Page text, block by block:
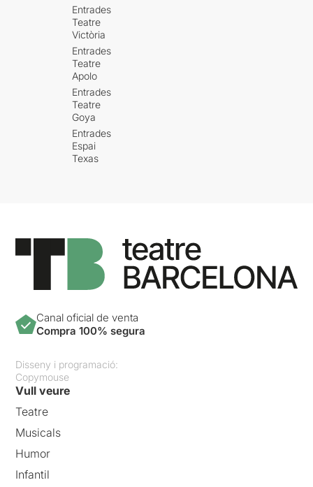
Entrades
Teatre
Victòria
Entrades
Teatre
Apolo
Entrades
Teatre
Goya
Entrades
Espai
Texas
Canal oficial de venta
Compra 100% segura
Disseny i programació:
Copymouse
Vull veure
Teatre
Musicals
Humor
Infantil